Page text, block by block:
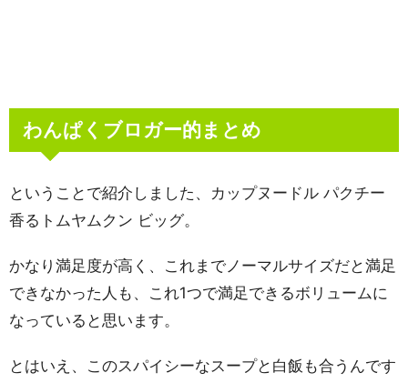
わんぱくブロガー的まとめ
ということで紹介しました、カップヌードル パクチー
香るトムヤムクン ビッグ。
かなり満足度が高く、これまでノーマルサイズだと満足
できなかった人も、これ1つで満足できるボリュームに
なっていると思います。
とはいえ、このスパイシーなスープと白飯も合うんです